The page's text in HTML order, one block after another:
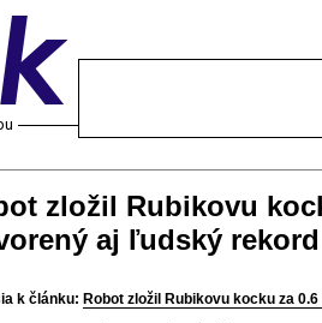
zložil Rubikovu
aj ľudský rekord
k článku: Robot zložil Rubikovu kocku za